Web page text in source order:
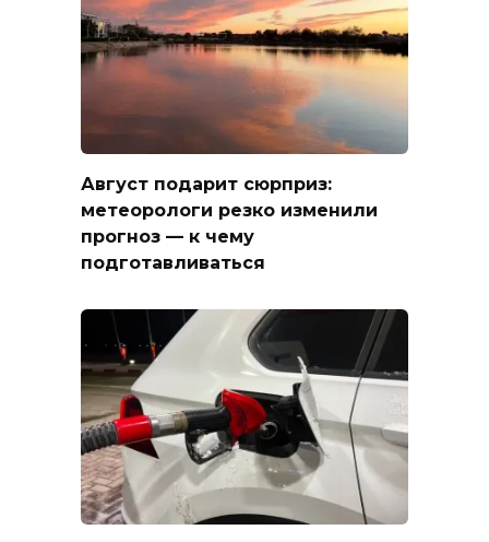
Август подарит сюрприз:
метеорологи резко изменили
прогноз — к чему
подготавливаться